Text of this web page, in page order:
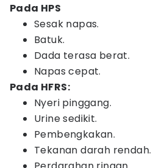
Pada HPS
Sesak napas.
Batuk.
Dada terasa berat.
Napas cepat.
Pada HFRS:
Nyeri pinggang.
Urine sedikit.
Pembengkakan.
Tekanan darah rendah.